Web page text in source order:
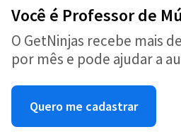
Você é Professor de
O GetNinjas recebe mais
por mês e pode ajudar a
Quero me cadastrar